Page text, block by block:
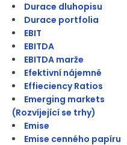
Durace dluhopisu
Durace portfolia
EBIT
EBITDA
EBITDA marže
Efektivní nájemné
Effieciency Ratios
Emerging markets
(Rozvíjející se trhy)
Emise
Emise cenného papíru